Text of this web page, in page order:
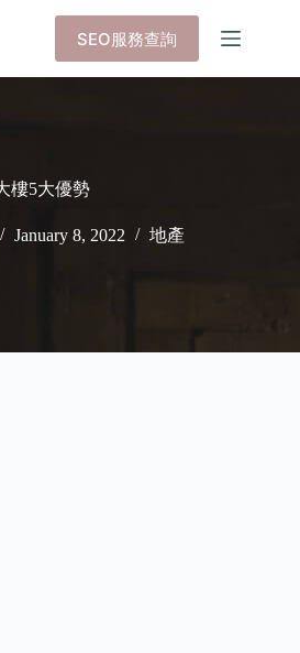
SEO服務查詢
樓5大優勢
January 8, 2022 地產